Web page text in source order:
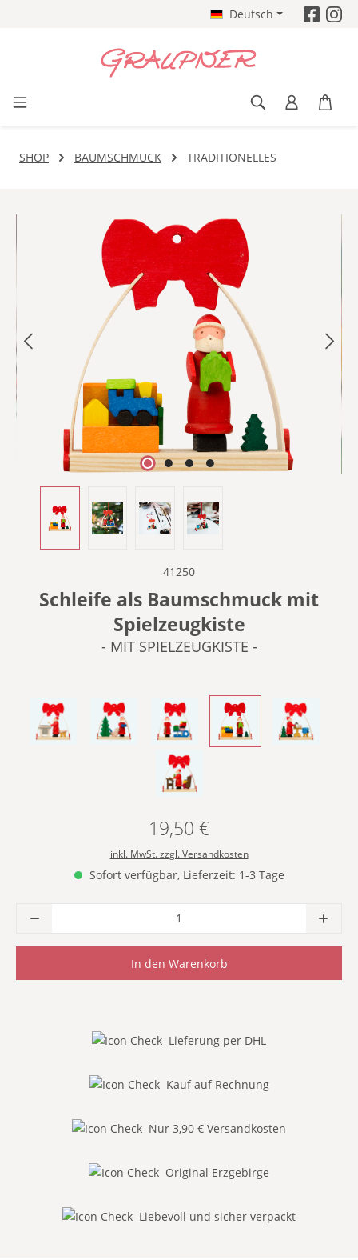
Deutsch
SHOP BAUMSCHMUCK TRADITIONELLES
Bildergalerie überspringen
41250
Schleife als Baumschmuck mit
Spielzeugkiste
- MIT SPIELZEUGKISTE -
- MIT BÄCKEREI -- MIT SCHAUKELPFERD -
- MIT SCHLITTEN -- MIT SPIELZEUGKISTE -
- MIT
- MIT WUNSCHZETTEL -
Regulärer Preis:
19,50 €
inkl. MwSt. zzgl. Versandkosten
Sofort verfügbar, Lieferzeit: 1-3 Tage
Produkt Anzahl: Gib den gewünschten
In den Warenkorb
Lieferung per DHL
Kauf auf Rechnung
Nur 3,90 € Versandkosten
Original Erzgebirge
Liebevoll und sicher verpackt